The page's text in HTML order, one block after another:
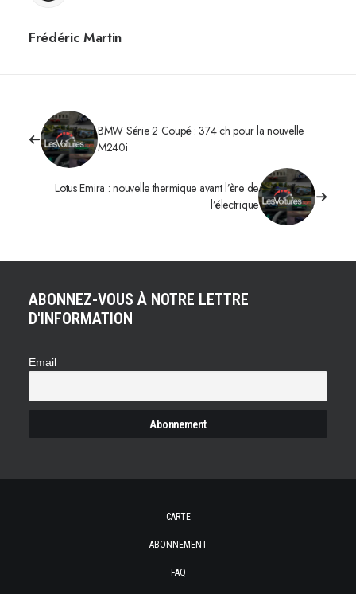
Frédéric Martin
BMW Série 2 Coupé : 374 ch pour la nouvelle
M240i
Lotus Emira : nouvelle thermique avant l’ère de
l’électrique
ABONNEZ-VOUS À NOTRE LETTRE
D'INFORMATION
Email
CARTE
ABONNEMENT
FAQ